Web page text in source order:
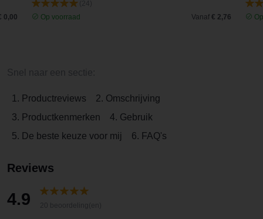
0,00
Op voorraad
Vanaf € 2,76
1. Productreviews
2. Omschrijving
3. Productkenmerken
4. Gebruik
5. De beste keuze voor mij
6. FAQ's
Reviews
4.9